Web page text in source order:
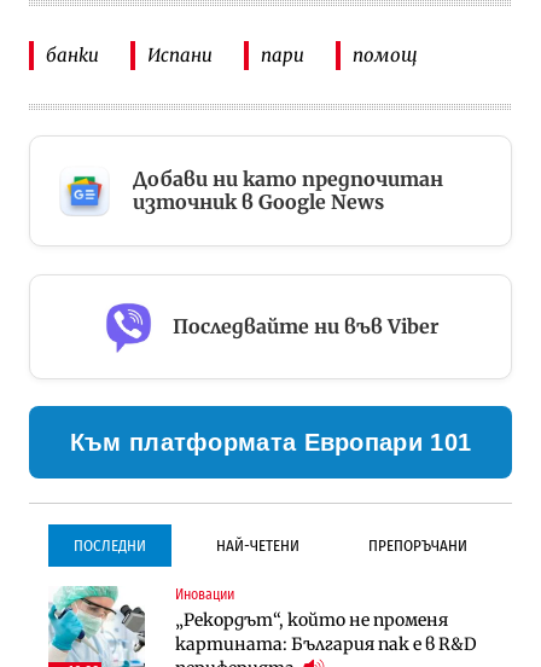
банки Испани пари помощ
Добави ни като предпочитан
източник в Google News
Последвайте ни във Viber
Към платформата Европари 101
ПОСЛЕДНИ НАЙ-ЧЕТЕНИ ПРЕПОРЪЧАНИ
Иновации
„Рекордът“, който не променя
картината: България пак е в R&D
Градоустройство
Столична община избра
изпълнител за преместването на
Инфраструктура
Проектирането на тунела под
Петрохан ще върви паралелно с